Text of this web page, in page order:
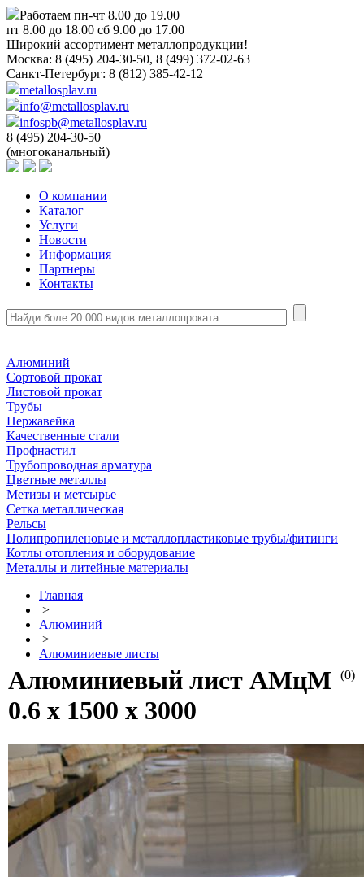
Работаем пн-чт 8.00 до 19.00
пт 8.00 до 18.00 сб 9.00 до 17.00
Широкий ассортимент металлопродукции!
Москва: 8 (495) 204-30-50, 8 (499) 372-02-63
Санкт-Петербург: 8 (812) 385-42-12
metallosplav.ru
info@metallosplav.ru
infospb@metallosplav.ru
8 (495) 204-30-50
(многоканальный)
О компании
Каталог
Услуги
Новости
Информация
Партнеры
Контакты
Алюминий
Сортовой прокат
Листовой прокат
Трубы
Нержавейка
Качественные стали
Профнастил
Трубопроводная арматура
Цветные металлы
Метизы и метсырье
Сетка металлическая
Рельсы
Полипропиленовые и металлопластиковые трубы/фитинги
Котлы отопления и оборудование
Металлы и литейные материалы
Главная
>
Алюминий
>
Алюминиевые листы
(0)
Алюминиевый лист АМцМ
0.6 х 1500 х 3000